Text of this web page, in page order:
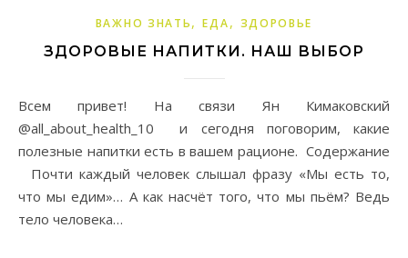
ВАЖНО ЗНАТЬ,ЕДА, ЗДОРОВЬЕ
ЗДОРОВЫЕ НАПИТКИ. НАШ ВЫБОР
Всем привет! На связи Ян Кимаковский
@all_about_health_10 и сегодня поговорим, какие
полезные напитки есть в вашем рационе. Содержание
Почти каждый человек слышал фразу «Мы есть то,
что мы едим»… А как насчёт того, что мы пьём? Ведь
тело человека…